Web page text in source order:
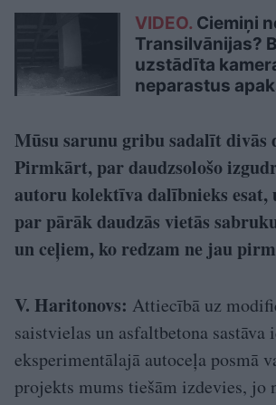
VIDEO. Ciemiņi
Transilvānijas?
uzstādīta
neparastus
Mūsu sarunu gribu sadalīt divās
Pirmkārt, par daudzsološo
autoru kolektīva dalībnieks
par pārāk daudzās vietās
un ceļiem, ko redzam ne jau
V. Haritonovs: Attiecībā uz
saistvielas un asfaltbetona sastāva
eksperimentālajā autoceļa posmā
projekts mums tiešām izdevies, jo